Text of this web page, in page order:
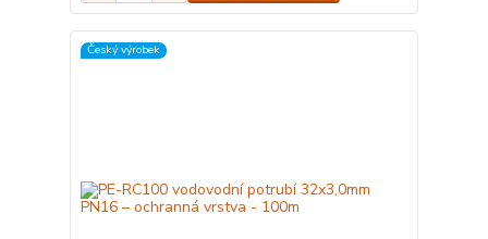
Český výrobek